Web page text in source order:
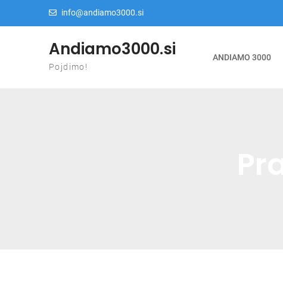
Skip to contentinfo@andiamo3000.si
Andiamo3000.si
Pojdimo!
ANDIAMO 3000